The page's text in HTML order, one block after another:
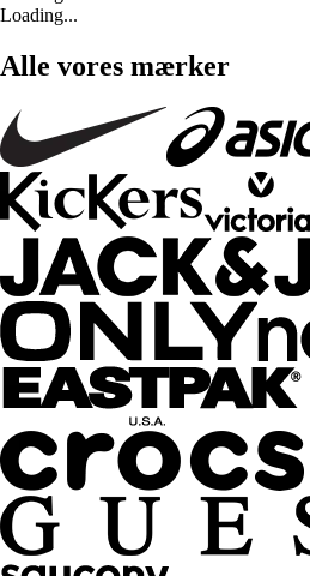
Loading...
Alle vores mærker